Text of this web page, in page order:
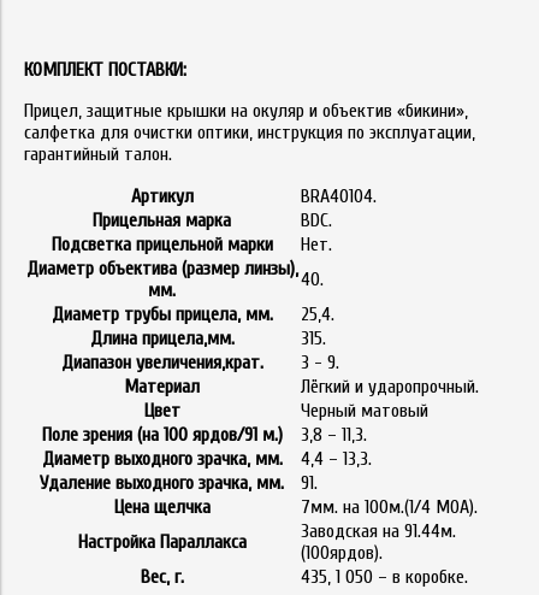
КОМПЛЕКТ ПОСТАВКИ:
Прицел, защитные крышки на окуляр и объектив «бикини»,
салфетка для очистки оптики, инструкция по эксплуатации,
гарантийный талон.
Артикул
BRA40104.
Прицельная марка
BDC.
Подсветка прицельной марки
Нет.
Диаметр объектива (размер линзы),
мм.
40.
Диаметр трубы прицела, мм.
25,4.
Длина прицела,мм.
315.
Диапазон увеличения,крат.
3 - 9.
Материал
Лёгкий и ударопрочный.
Цвет
Черный матовый
Поле зрения (на 100 ярдов/91 м.)
3,8 – 11,3.
Диаметр выходного зрачка, мм.
4,4 – 13,3.
Удаление выходного зрачка, мм.
91.
Цена щелчка
7мм. на 100м.(1/4 MOA).
Настройка Параллакса
Заводская на 91.44м.
(100ярдов).
Вес, г.
435, 1 050 – в коробке.